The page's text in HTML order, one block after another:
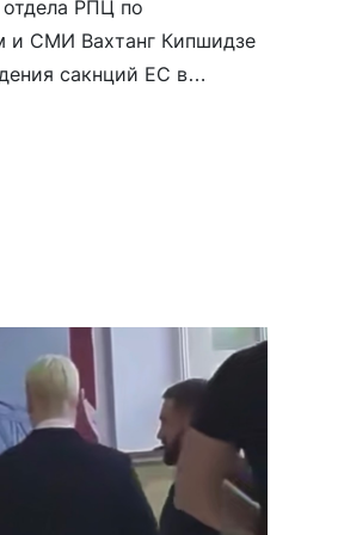
РПЦ по
и СМИ Вахтанг Кипшидзе
сакнций ЕС в
сделал очень многое